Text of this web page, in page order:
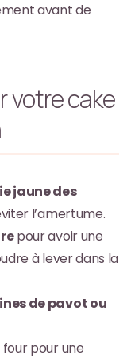
avant de
votre cake
jaune des
l’amertume.
pour avoir une
à lever dans la
de pavot ou
pour une